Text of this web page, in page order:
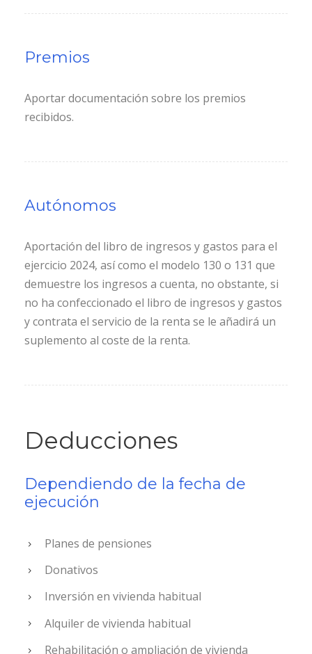
Premios
Aportar documentación sobre los premios
recibidos.
Autónomos
Aportación del libro de ingresos y gastos para el
ejercicio 2024, así como el modelo 130 o 131 que
demuestre los ingresos a cuenta, no obstante, si
no ha confeccionado el libro de ingresos y gastos
y contrata el servicio de la renta se le añadirá un
suplemento al coste de la renta.
Deducciones
Dependiendo de la fecha de
ejecución
Planes de pensiones
Donativos
Inversión en vivienda habitual
Alquiler de vivienda habitual
Rehabilitación o ampliación de vivienda